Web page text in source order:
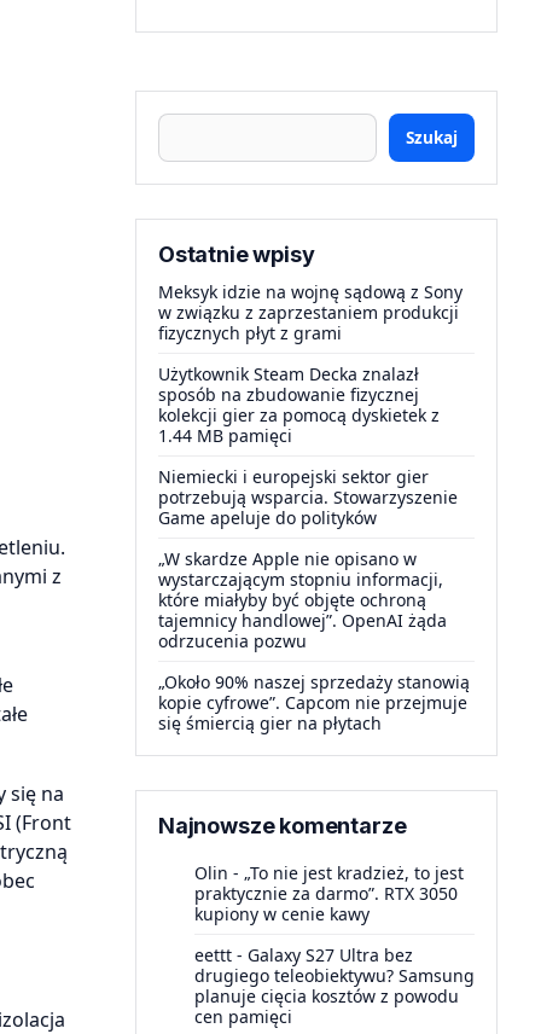
z
się na
(Front
Szukaj
Ostatnie wpisy
Meksyk idzie na wojnę sądową z Sony
w związku z zaprzestaniem produkcji
fizycznych płyt z grami
Użytkownik Steam Decka znalazł
sposób na zbudowanie fizycznej
kolekcji gier za pomocą dyskietek z
1.44 MB pamięci
Niemiecki i europejski sektor gier
potrzebują wsparcia. Stowarzyszenie
Game apeluje do polityków
„W skardze Apple nie opisano w
wystarczającym stopniu informacji,
które miałyby być objęte ochroną
tajemnicy handlowej”. OpenAI żąda
odrzucenia pozwu
„Około 90% naszej sprzedaży stanowią
kopie cyfrowe”. Capcom nie przejmuje
się śmiercią gier na płytach
Najnowsze komentarze
Olin - „To nie jest kradzież, to jest
praktycznie za darmo”. RTX 3050
kupiony w cenie kawy
eettt - Galaxy S27 Ultra bez
drugiego teleobiektywu? Samsung
planuje cięcia kosztów z powodu
cen pamięci